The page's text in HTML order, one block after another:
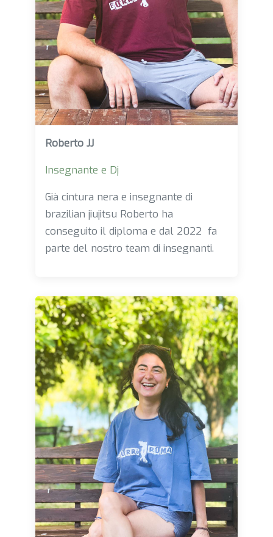
Roberto JJ
Insegnante e Dj
Già cintura nera e insegnante di
brazilian jiujitsu Roberto ha
conseguito il diploma e dal 2022 fa
parte del nostro team di insegnanti.